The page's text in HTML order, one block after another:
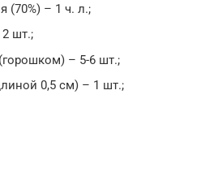
(70%) – 1 ч. л.;
шт.;
– 5-6 шт.;
0,5 см) – 1 шт.;